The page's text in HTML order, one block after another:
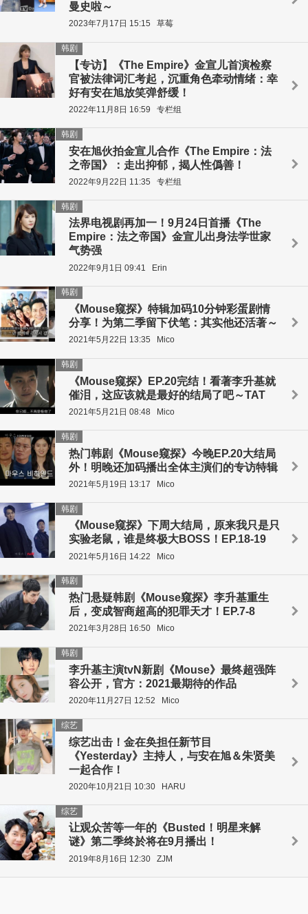
曼史啦～
2023年7月17日 15:15 草莓
【专访】《The Empire》金宣儿首演检察
官被法律词汇考起，沉重角色牵动情绪：幸
好有安在旭放笑弹舒缓！
韩剧
2022年11月8日 16:59 专栏组
安在旭伙拍金宣儿合作《The Empire：法
之帝国》：走出抑郁，揭人性僞善！
韩剧
2022年9月22日 11:35 专栏组
法界电视剧再加一！9月24日首播《The
Empire：法之帝国》金宣儿出身法学世家
气势强
韩剧
2022年9月1日 09:41 Erin
《Mouse窥探》特辑加码10分钟彩蛋剧情
分享！为第二季留下伏笔：其实他还活著～
韩剧
2021年5月22日 13:35 Mico
《Mouse窥探》EP.20完结！看著李升基就
催泪，这应该就是最好的结局了吧～TAT
韩剧
2021年5月21日 08:48 Mico
热门韩剧《Mouse窥探》今晚EP.20大结局
外！明晚还加码播出全体主演们的专访特辑
韩剧
2021年5月19日 13:17 Mico
《Mouse窥探》下周大结局，原来我只是只
实验老鼠，谁是终极大BOSS！EP.18-19
韩剧
2021年5月16日 14:22 Mico
热门悬疑韩剧《Mouse窥探》李升基重生
后，变成智商超高的犯罪天才！EP.7-8
韩剧
2021年3月28日 16:50 Mico
李升基主演tvN新剧《Mouse》最终超强阵
容公开，官方：2021最期待的作品
韩剧
2020年11月27日 12:52 Mico
综艺出击！金在奂担任新节目
《Yesterday》主持人，与安在旭＆朱贤美
一起合作！
综艺
2020年10月21日 10:30 HARU
让观众苦等一年的《Busted！明星来解
谜》第二季终於将在9月播出！
综艺
2019年8月16日 12:30 ZJM